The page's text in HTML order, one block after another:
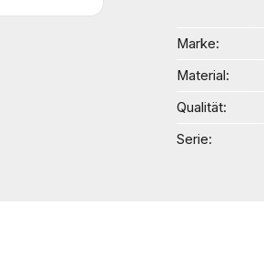
Marke
Material
Qualität
Serie